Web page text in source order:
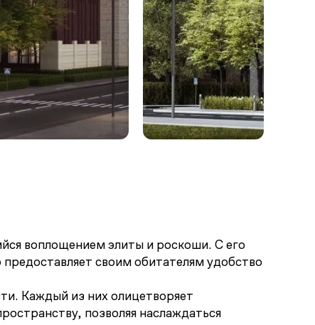
воплощением элиты и роскоши. С его
своим обитателям удобство
Каждый из них олицетворяет
позволяя наслаждаться